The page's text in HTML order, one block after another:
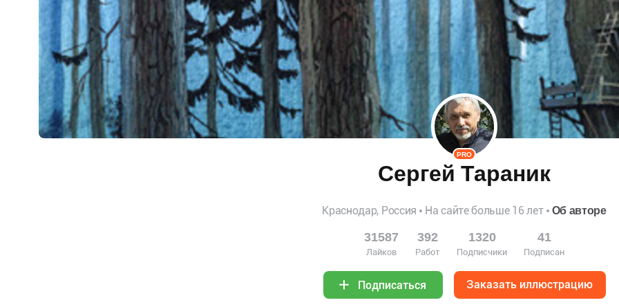
PRO
Сергей Тараник
Краснодар, Россия На сайте больше 16 лет Об авторе
31587
Лайков
392
Работ
1320
Подписчики
41
Подписан
Подписаться Заказать иллюстрацию